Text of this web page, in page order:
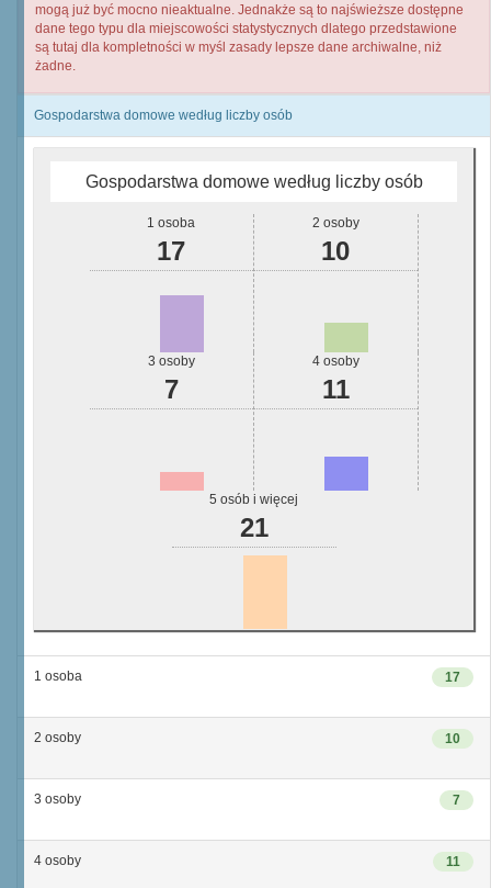
mogą już być mocno nieaktualne. Jednakże są to najświeższe dostępne
dane tego typu dla miejscowości statystycznych dlatego przedstawione
są tutaj dla kompletności w myśl zasady lepsze dane archiwalne, niż
żadne.
Gospodarstwa domowe według liczby osób
Gospodarstwa domowe według liczby osób
1 osoba
17
2 osoby
10
3 osoby
7
4 osoby
11
5 osób i więcej
21
17
1 osoba
10
2 osoby
7
3 osoby
11
4 osoby